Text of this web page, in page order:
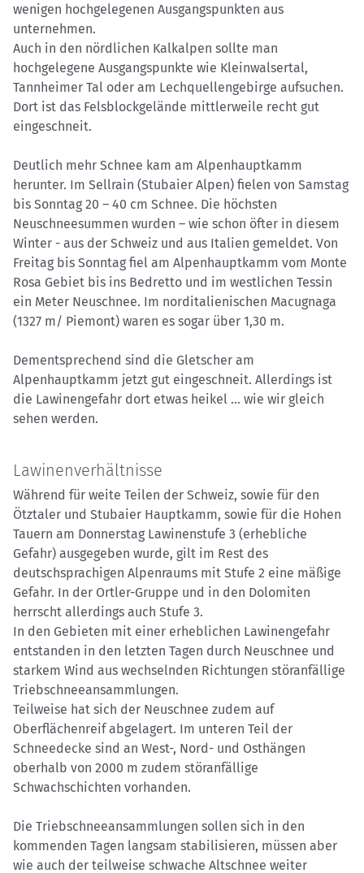
wenigen hochgelegenen Ausgangspunkten aus
unternehmen.
Auch in den nördlichen Kalkalpen sollte man
hochgelegene Ausgangspunkte wie Kleinwalsertal,
Tannheimer Tal oder am Lechquellengebirge aufsuchen.
Dort ist das Felsblockgelände mittlerweile recht gut
eingeschneit.
Deutlich mehr Schnee kam am Alpenhauptkamm
herunter. Im Sellrain (Stubaier Alpen) fielen von Samstag
bis Sonntag 20 – 40 cm Schnee. Die höchsten
Neuschneesummen wurden – wie schon öfter in diesem
Winter - aus der Schweiz und aus Italien gemeldet. Von
Freitag bis Sonntag fiel am Alpenhauptkamm vom Monte
Rosa Gebiet bis ins Bedretto und im westlichen Tessin
ein Meter Neuschnee. Im norditalienischen Macugnaga
(1327 m/ Piemont) waren es sogar über 1,30 m.
Dementsprechend sind die Gletscher am
Alpenhauptkamm jetzt gut eingeschneit. Allerdings ist
die Lawinengefahr dort etwas heikel … wie wir gleich
sehen werden.
Lawinenverhältnisse
Während für weite Teilen der Schweiz, sowie für den
Ötztaler und Stubaier Hauptkamm, sowie für die Hohen
Tauern am Donnerstag Lawinenstufe 3 (erhebliche
Gefahr) ausgegeben wurde, gilt im Rest des
deutschsprachigen Alpenraums mit Stufe 2 eine mäßige
Gefahr. In der Ortler-Gruppe und in den Dolomiten
herrscht allerdings auch Stufe 3.
In den Gebieten mit einer erheblichen Lawinengefahr
entstanden in den letzten Tagen durch Neuschnee und
starkem Wind aus wechselnden Richtungen störanfällige
Triebschneeansammlungen.
Teilweise hat sich der Neuschnee zudem auf
Oberflächenreif abgelagert. Im unteren Teil der
Schneedecke sind an West-, Nord- und Osthängen
oberhalb von 2000 m zudem störanfällige
Schwachschichten vorhanden.
Die Triebschneeansammlungen sollen sich in den
kommenden Tagen langsam stabilisieren, müssen aber
wie auch der teilweise schwache Altschnee weiter